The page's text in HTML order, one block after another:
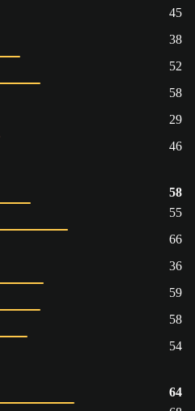
45
38
52
58
29
46
58
55
66
36
59
58
54
64